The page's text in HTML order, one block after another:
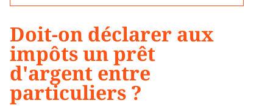
Doit-on déclarer aux
impôts un prêt
d'argent entre
particuliers ?